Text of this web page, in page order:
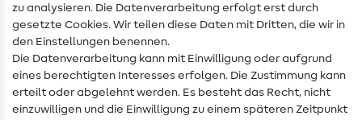
Infos zum Betreiberwechsel
Widerrufsrecht
Beliebt
zu analysieren. Die Datenverarbeitung erfolgt erst durch
gesetzte Cookies. Wir teilen diese Daten mit Dritten, die wir in
den Einstellungen benennen.
Die Datenverarbeitung kann mit Einwilligung oder aufgrund
eines berechtigten Interesses erfolgen. Die Zustimmung kann
erteilt oder abgelehnt werden. Es besteht das Recht, nicht
einzuwilligen und die Einwilligung zu einem späteren Zeitpunkt